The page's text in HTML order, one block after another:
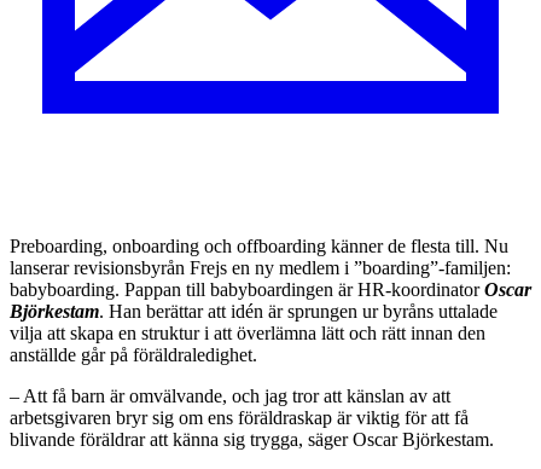
Preboarding, onboarding och offboarding känner de flesta till. Nu
lanserar revisionsbyrån Frejs en ny medlem i ”boarding”-familjen:
babyboarding. Pappan till babyboardingen är HR-koordinatorOscar
Björkestam. Han berättar att idén är sprungen ur byråns uttalade
vilja att skapa en struktur i att överlämna lätt och rätt innan den
anställde går på föräldraledighet.
– Att få barn är omvälvande, och jag tror att känslan av att
arbetsgivaren bryr sig om ens föräldraskap är viktig för att få
blivande föräldrar att känna sig trygga, säger Oscar Björkestam.